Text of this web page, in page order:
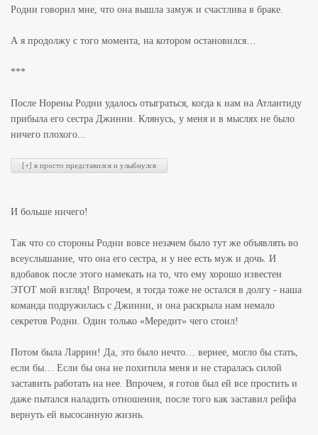
Родни говорил мне, что она вышла замуж и счастлива в браке.
А я продолжу с того момента, на котором остановился…
***
После Норены Родни удалось отыграться, когда к нам на Атлантиду
прибыла его сестра Джинни. Клянусь, у меня и в мыслях не было
ничего плохого...
И больше ничего!
Так что со стороны Родни вовсе незачем было тут же объявлять во
всеуслышание, что она его сестра, и у нее есть муж и дочь. И
вдобавок после этого намекать на то, что ему хорошо известен
ЭТОТ мой взгляд! Впрочем, я тогда тоже не остался в долгу - наша
команда подружилась с Джинни, и она раскрыла нам немало
секретов Родни. Один только «Мередит» чего стоил!
Потом была Ларрин! Да, это было нечто… вернее, могло бы стать,
если бы… Если бы она не похитила меня и не старалась силой
заставить работать на нее. Впрочем, я готов был ей все простить и
даже пытался наладить отношения, после того как заставил рейфа
вернуть ей высосанную жизнь.